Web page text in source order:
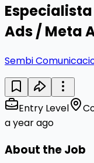
Ads / Meta
Sembi
Entry Level
a year ago
About the Job